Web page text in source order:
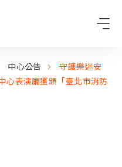
中心公告
守護樂迷安
心表演廳獲頒「臺北市消防